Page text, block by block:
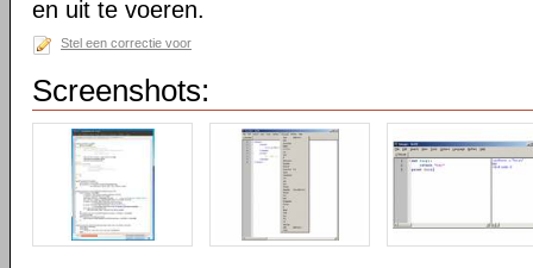
en uit te voeren.
Stel een correctie voor
Screenshots: